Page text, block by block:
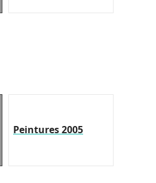
Peintures 2005